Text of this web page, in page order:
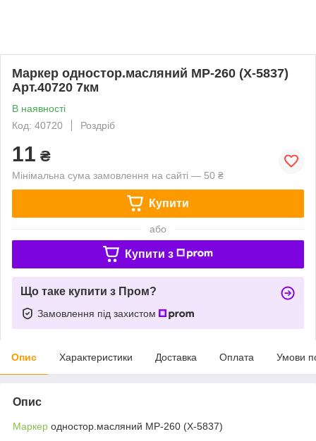
Маркер одностор.масляний МР-260 (X-5837)
Арт.40720 7км
В наявності
Код: 40720
Роздріб
11 ₴
Мінімальна сума замовлення на сайті — 50 ₴
Купити
або
Купити з
Що таке купити з Пром?
Замовлення під захистом
Опис Характеристики Доставка Оплата Умови
Опис
Маркер одностор.масляний МР-260 (X-5837)